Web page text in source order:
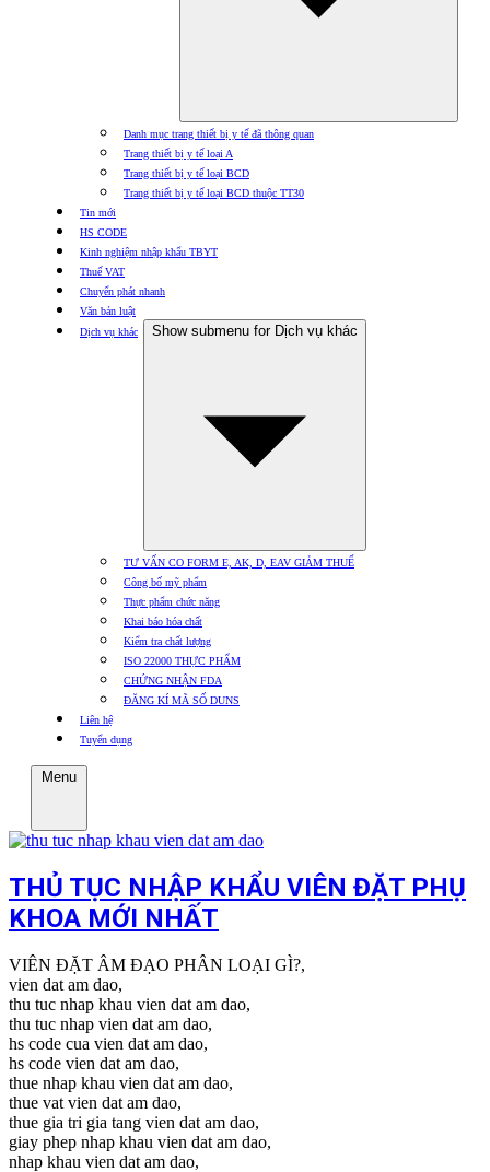
Danh mục trang thiết bị y tế đã thông quan
Trang thiết bị y tế loại A
Trang thiết bị y tế loại BCD
Trang thiết bị y tế loại BCD thuộc TT30
Tin mới
HS CODE
Kinh nghiệm nhập khẩu TBYT
Thuế VAT
Chuyển phát nhanh
Văn bản luật
Dịch vụ khác
Show submenu for Dịch vụ khác
TƯ VẤN CO FORM E, AK, D, EAV GIẢM THUẾ
Công bố mỹ phẩm
Thực phẩm chức năng
Khai báo hóa chất
Kiểm tra chất lượng
ISO 22000 THỰC PHẨM
CHỨNG NHẬN FDA
ĐĂNG KÍ MÃ SỐ DUNS
Liên hệ
Tuyển dụng
Menu
THỦ TỤC NHẬP KHẨU VIÊN ĐẶT PHỤ
KHOA MỚI NHẤT
VIÊN ĐẶT ÂM ĐẠO PHÂN LOẠI GÌ?,
vien dat am dao,
thu tuc nhap khau vien dat am dao,
thu tuc nhap vien dat am dao,
hs code cua vien dat am dao,
hs code vien dat am dao,
thue nhap khau vien dat am dao,
thue vat vien dat am dao,
thue gia tri gia tang vien dat am dao,
giay phep nhap khau vien dat am dao,
nhap khau vien dat am dao,